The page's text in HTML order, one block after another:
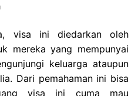
visa ini diedarkan oleh
mereka yang mempunyai
keluarga ataupun
Dari pemahaman ini bisa
visa ini cuma mau